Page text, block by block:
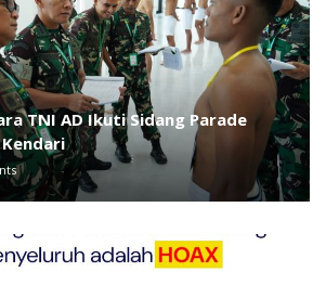
TNI AD Ikuti Sidang Parade